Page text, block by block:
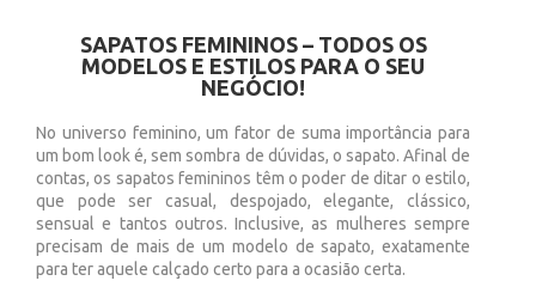
SAPATOS FEMININOS – TODOS OS
MODELOS E ESTILOS PARA O SEU
NEGÓCIO!
No universo feminino, um fator de suma importância para
um bom look é, sem sombra de dúvidas, o sapato. Afinal de
contas, os sapatos femininos têm o poder de ditar o estilo,
que pode ser casual, despojado, elegante, clássico,
sensual e tantos outros. Inclusive, as mulheres sempre
precisam de mais de um modelo de sapato, exatamente
para ter aquele calçado certo para a ocasião certa.